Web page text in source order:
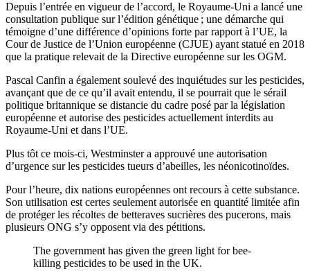
Depuis l’entrée en vigueur de l’accord, le Royaume-Uni a lancé une
consultation publique sur l’édition génétique ; une démarche qui
témoigne d’une différence d’opinions forte par rapport à l’UE, la
Cour de Justice de l’Union européenne (CJUE) ayant statué en 2018
que la pratique relevait de la Directive européenne sur les OGM.
Pascal Canfin a également soulevé des inquiétudes sur les pesticides,
avançant que de ce qu’il avait entendu, il se pourrait que le sérail
politique britannique se distancie du cadre posé par la législation
européenne et autorise des pesticides actuellement interdits au
Royaume-Uni et dans l’UE.
Plus tôt ce mois-ci, Westminster a approuvé une autorisation
d’urgence sur les pesticides tueurs d’abeilles, les néonicotinoïdes.
Pour l’heure, dix nations européennes ont recours à cette substance.
Son utilisation est certes seulement autorisée en quantité limitée afin
de protéger les récoltes de betteraves sucrières des pucerons, mais
plusieurs ONG s’y opposent via des pétitions.
The government has given the green light for bee-
killing pesticides to be used in the UK.